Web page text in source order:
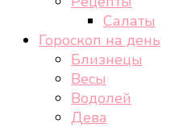
Салаты
Гороскоп на день
Близнецы
Весы
Водолей
Дева